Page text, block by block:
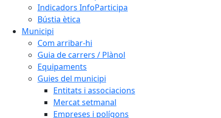
Indicadors InfoParticipa
Bústia ètica
Municipi
Com arribar-hi
Guia de carrers / Plànol
Equipaments
Guies del municipi
Entitats i associacions
Mercat setmanal
Empreses i polígons